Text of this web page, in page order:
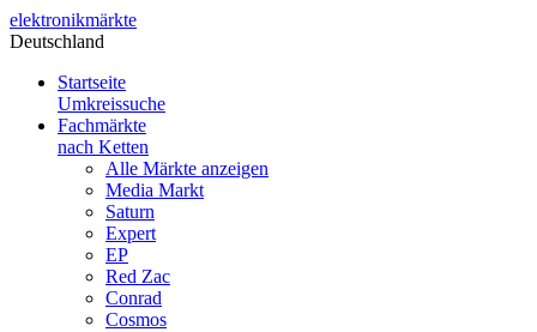
elektronikmärkte
Deutschland
Startseite
Umkreissuche
Fachmärkte
nach Ketten
Alle Märkte anzeigen
Media Markt
Saturn
Expert
EP
Red Zac
Conrad
Cosmos